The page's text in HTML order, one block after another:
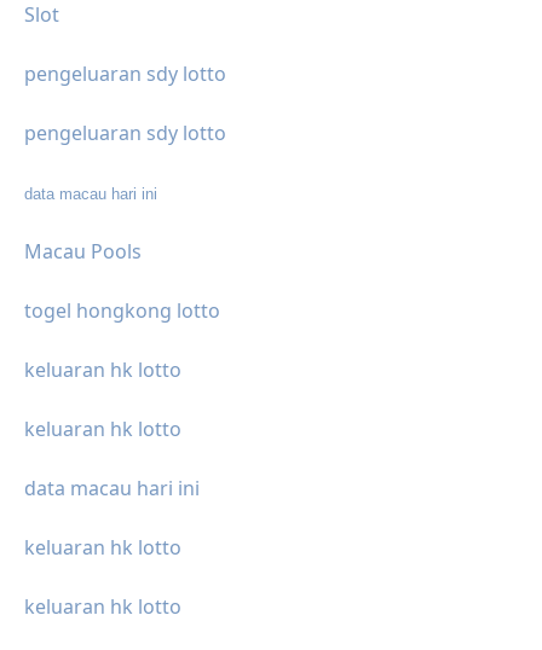
Slot
pengeluaran sdy lotto
pengeluaran sdy lotto
data macau hari ini
Macau Pools
togel hongkong lotto
keluaran hk lotto
keluaran hk lotto
data macau hari ini
keluaran hk lotto
keluaran hk lotto